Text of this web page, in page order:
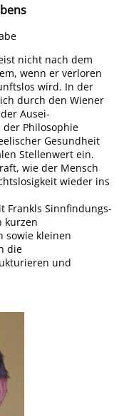
nicht nach dem
wenn er verloren
wird. In der
durch den Wiener
Ausei-
Philosophie
Gesundheit
Stellenwert ein.
wie der Mensch
wieder ins
Frankls Sinnfindungs-
kurzen
sowie kleinen
die
und